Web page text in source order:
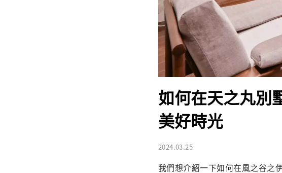
如何在天之丸別
美好時光
2024.03.25
我們想介紹一下如何在風之谷